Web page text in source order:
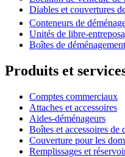
Diables et couvertures
Conteneurs de
Unités de libre-
Boîtes de
Produits et
Comptes commerciaux
Attaches et accessoires
Aides-déménageurs
Boîtes et accessoires de
Couverture pour les
Remplissages et